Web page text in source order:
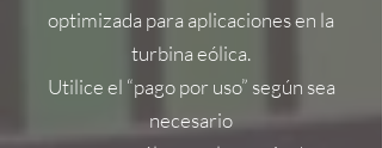
optimizada para aplicaciones en la
turbina eólica.
Utilice el “pago por uso” según sea
necesario